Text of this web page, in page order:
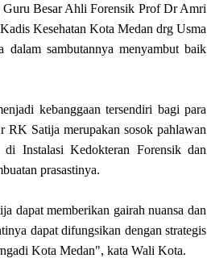
Besar Ahli Forensik Prof Dr Amri
Kesehatan Kota Medan drg Usma
sambutannya menyambut baik
kebanggaan tersendiri bagi para
Satija merupakan sosok pahlawan
Instalasi Kedokteran Forensik dan
prasastinya.
dapat memberikan gairah nuansa dan
dapat difungsikan dengan strategis
Kota Medan", kata Wali Kota.